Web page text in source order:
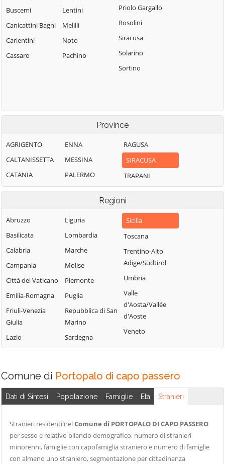
Buscemi
Canicattini Bagni
Carlentini
Cassaro
Lentini
Melilli
Noto
Pachino
Priolo Gargallo
Rosolini
Siracusa
Solarino
Sortino
Province
AGRIGENTO
CALTANISSETTA
CATANIA
ENNA
MESSINA
PALERMO
RAGUSA
SIRACUSA
TRAPANI
Regioni
Abruzzo
Basilicata
Calabria
Campania
Città del Vaticano
Emilia-Romagna
Friuli-Venezia
Giulia
Lazio
Liguria
Lombardia
Marche
Molise
Piemonte
Puglia
Repubblica di San
Marino
Sardegna
Sicilia
Toscana
Trentino-Alto
Adige/Südtirol
Umbria
Valle
d'Aosta/Vallée
d'Aoste
Veneto
Comune di Portopalo di capo passero
Dati di Sintesi Popolazione Famiglie Età Stranieri
Stranieri residenti nelComune di PORTOPALO DI CAPO PASSERO
per sesso e relativo bilancio demografico, numero di stranieri
minorenni, famiglie con capofamiglia straniero e numero di famiglie
con almeno uno straniero, segmentazione per cittadinanza